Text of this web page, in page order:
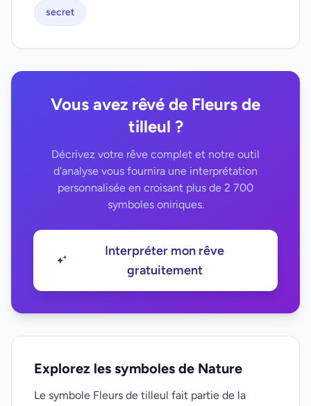
secret
Vous avez rêvé de Fleurs de
tilleul ?
Décrivez votre rêve complet et notre outil
d'analyse vous fournira une interprétation
personnalisée en croisant plus de 2 700
symboles oniriques.
Interpréter mon rêve
gratuitement
Explorez les symboles de Nature
Le symbole Fleurs de tilleul fait partie de la